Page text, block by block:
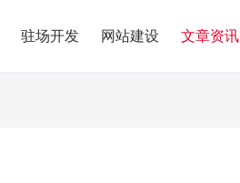
驻场开发 网站建设 文章资讯